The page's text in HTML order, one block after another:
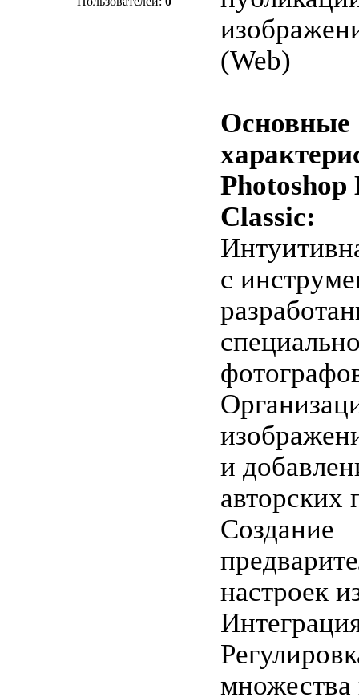
(Web)
Основные
Classic:
с
и
авторских
Создание
настроек